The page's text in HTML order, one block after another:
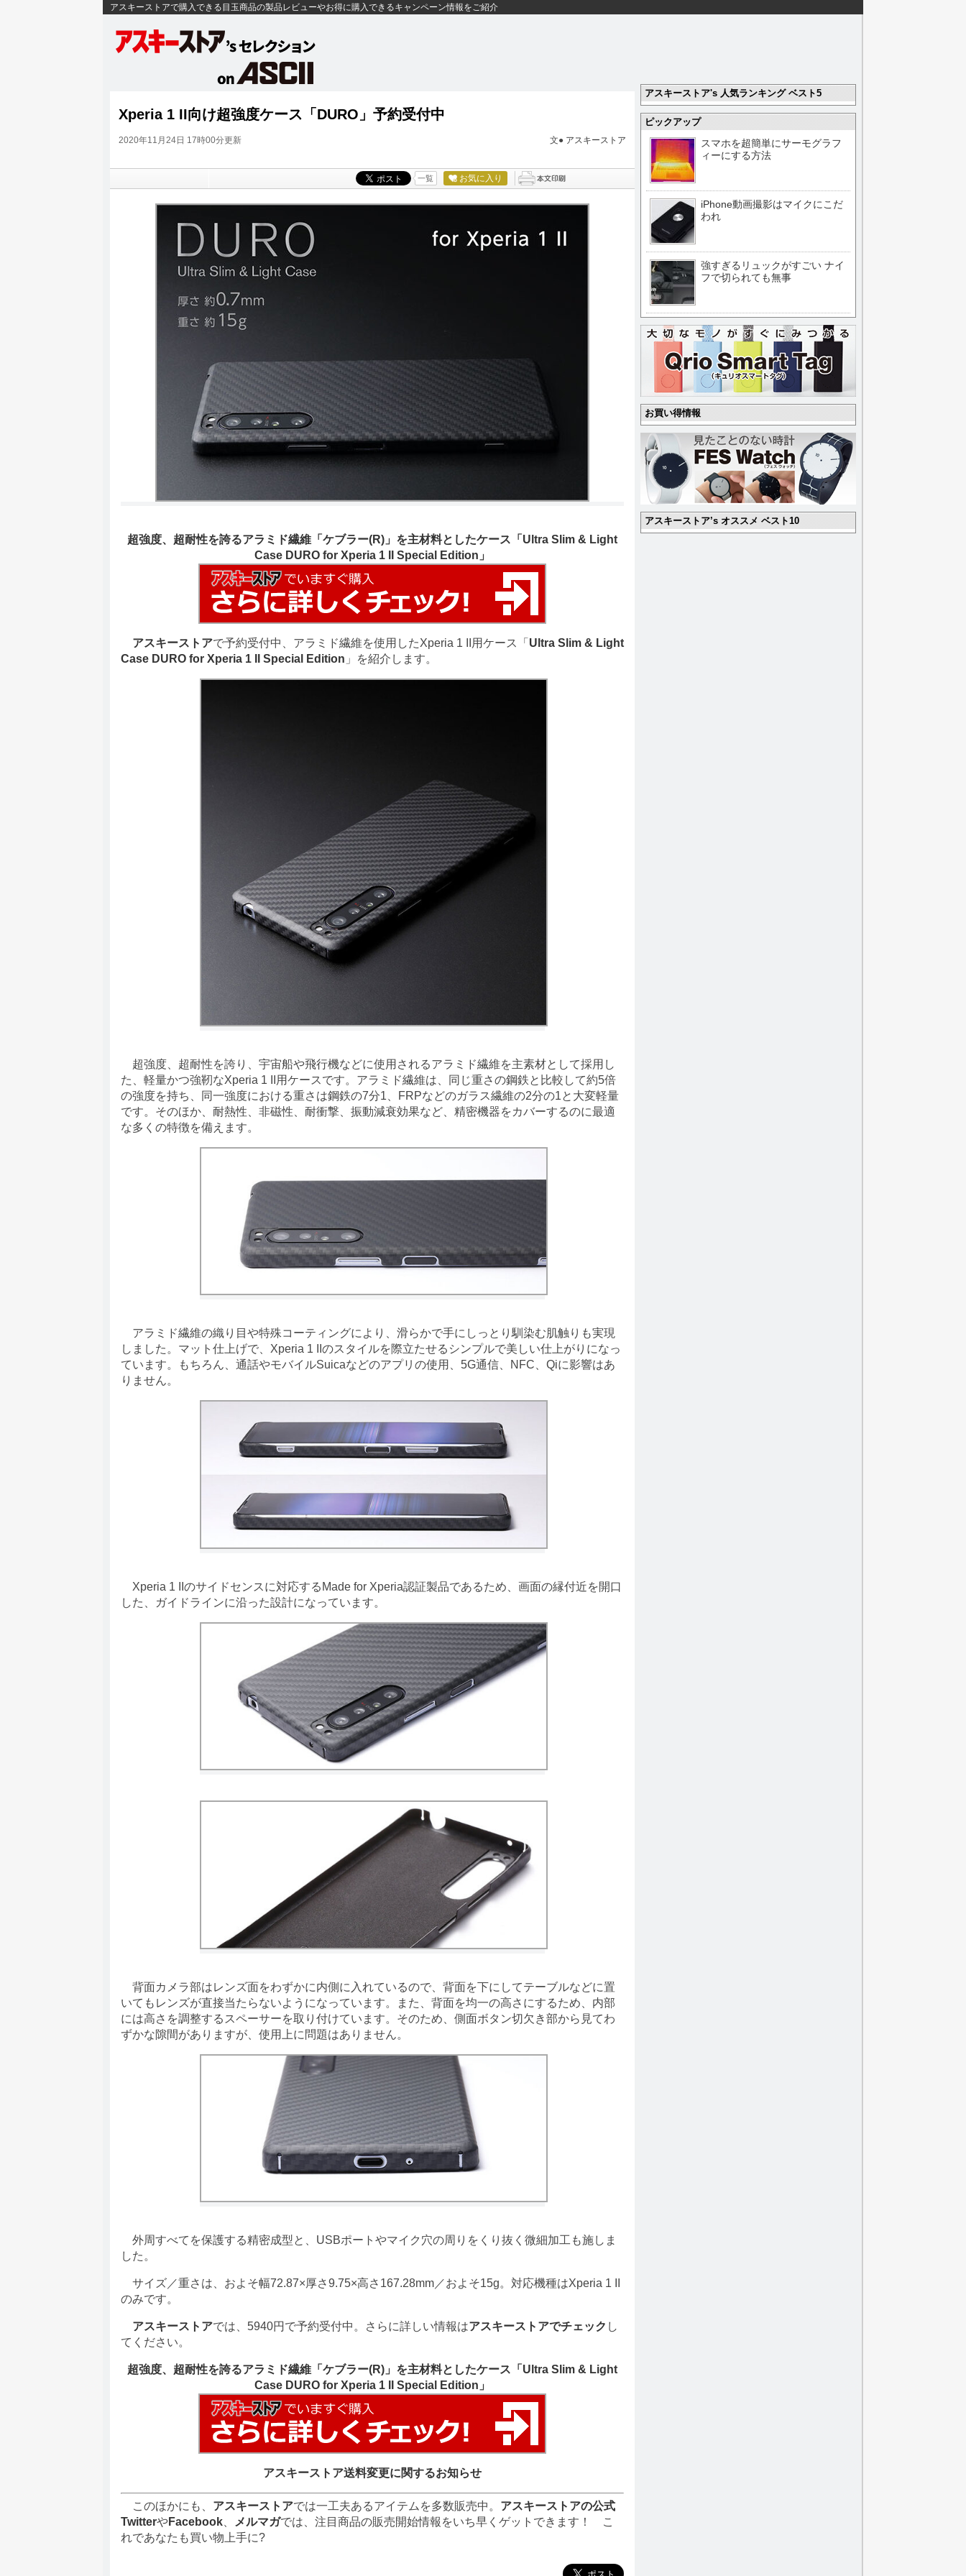
アスキーストアで購入できる目玉商品の製品レビューやお得に購入できるキャンペーン情報をご紹介
Xperia 1 II向け超強度ケース「DURO」予約受付中
2020年11月24日 17時00分更新 文● アスキーストア
一覧 お気に入り
超強度、超耐性を誇るアラミド繊維「ケブラー(R)」を主材料としたケース「Ultra Slim & Light
Case DURO for Xperia 1 II Special Edition」
アスキーストアで予約受付中、アラミド繊維を使用したXperia 1 II用ケース「 Ultra Slim & Light
Case DURO for Xperia 1 II Special Edition 」を紹介します。
超強度、超耐性を誇り、宇宙船や飛行機などに使用されるアラミド繊維を主素材として採用し
た、軽量かつ強靭なXperia 1 II用ケースです。アラミド繊維は、同じ重さの鋼鉄と比較して約5倍
の強度を持ち、同一強度における重さは鋼鉄の7分1、FRPなどのガラス繊維の2分の1と大変軽量
です。そのほか、耐熱性、非磁性、耐衝撃、振動減衰効果など、精密機器をカバーするのに最適
な多くの特徴を備えます。
アラミド繊維の織り目や特殊コーティングにより、滑らかで手にしっとり馴染む肌触りも実現
しました。マット仕上げで、Xperia 1 IIのスタイルを際立たせるシンプルで美しい仕上がりになっ
ています。もちろん、通話やモバイルSuicaなどのアプリの使用、5G通信、NFC、Qiに影響はあ
りません。
Xperia 1 IIのサイドセンスに対応するMade for Xperia認証製品であるため、画面の縁付近を開口
した、ガイドラインに沿った設計になっています。
背面カメラ部はレンズ面をわずかに内側に入れているので、背面を下にしてテーブルなどに置
いてもレンズが直接当たらないようになっています。また、背面を均一の高さにするため、内部
には高さを調整するスペーサーを取り付けています。そのため、側面ボタン切欠き部から見てわ
ずかな隙間がありますが、使用上に問題はありません。
外周すべてを保護する精密成型と、USBポートやマイク穴の周りをくり抜く微細加工も施しま
した。
サイズ／重さは、およそ幅72.87×厚さ9.75×高さ167.28mm／およそ15g。対応機種はXperia 1 II
のみです。
アスキーストアでは、5940円で予約受付中。さらに詳しい情報はアスキーストアでチェック し
てください。
超強度、超耐性を誇るアラミド繊維「ケブラー(R)」を主材料としたケース「Ultra Slim & Light
Case DURO for Xperia 1 II Special Edition」
アスキーストア送料変更に関するお知らせ
このほかにも、 アスキーストアでは一工夫あるアイテムを多数販売中。 アスキーストアの公式
TwitterやFacebook、 メルマガでは、注目商品の販売開始情報をいち早くゲットできます！ こ
れであなたも買い物上手に?
アスキーストア's 人気ランキング ベスト5
ピックアップ
スマホを超簡単にサーモグラフ
ィーにする方法
iPhone動画撮影はマイクにこだ
われ
強すぎるリュックがすごい ナイ
フで切られても無事
お買い得情報
アスキーストア’s オススメ ベスト10